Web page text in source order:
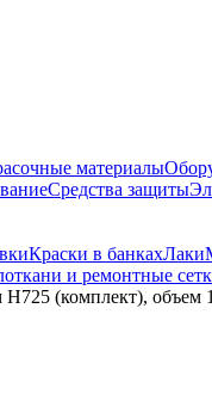
материалы
Средства защиты
Краски в банкахЛаки
и ремонтные
(комплект), объем